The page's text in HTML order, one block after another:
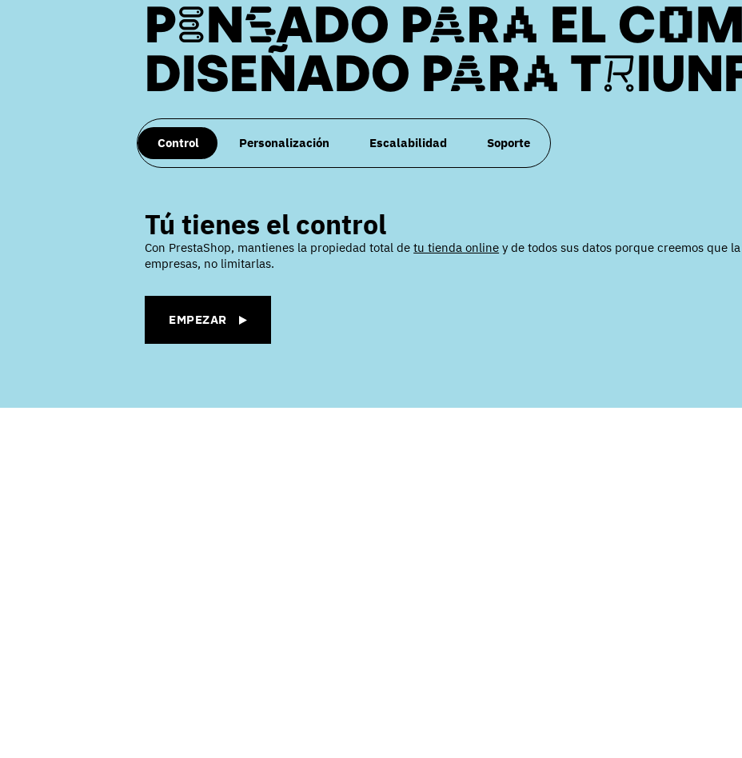
PENSADO PARA EL
DISEÑADO PARA
Control Personalización Escalabilidad Soporte
Tú tienes el control
Con PrestaShop, mantienes la propiedad total detu tienda online y de todos sus datos porque creemos que
empresas, no limitarlas.
EMPEZAR
EMPEZAR
EMPEZAR
EMPEZAR